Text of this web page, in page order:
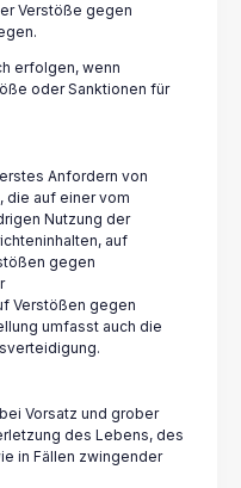
Verstöße gegen
erfolgen, wenn
oder Sanktionen für
Anfordern von
die auf einer vom
Nutzung der
auf
gegen
Verstößen gegen
umfasst auch die
Vorsatz und grober
des Lebens, des
in Fällen zwingender